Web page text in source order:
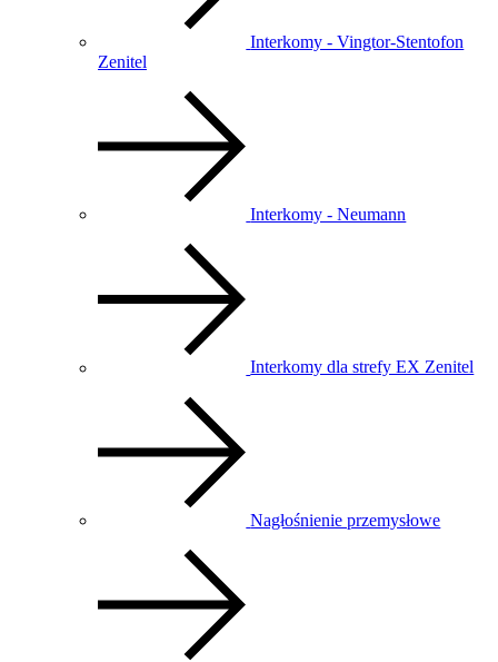
Interkomy - Vingtor-Stentofon
Zenitel
Interkomy - Neumann
Interkomy dla strefy EX Zenitel
Nagłośnienie przemysłowe